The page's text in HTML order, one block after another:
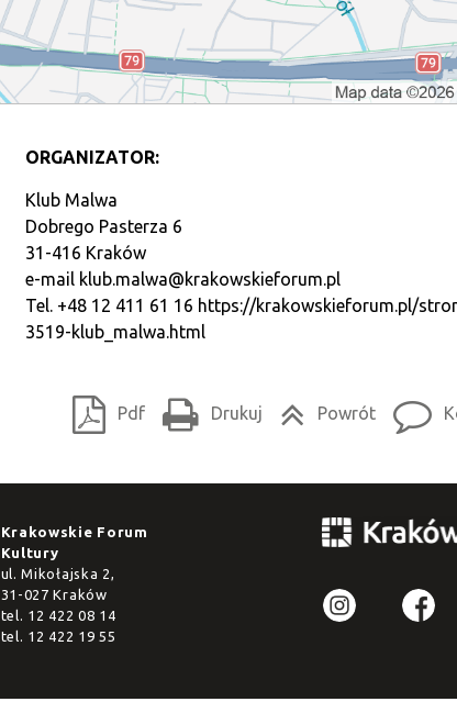
ORGANIZATOR:
Klub Malwa
Dobrego Pasterza 6
31-416 Kraków
e-mail klub.malwa@krakowskieforum.pl
Tel. +48 12 411 61 16 https://krakowskieforum.pl/
3519-klub_malwa.html
Pdf Drukuj Powrót
Krakowskie Forum
Kultury
ul. Mikołajska 2,
31-027 Kraków
tel. 12 422 08 14
tel. 12 422 19 55